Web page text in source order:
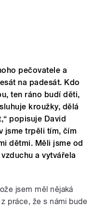
pečovatele a
na padesát. Kdo
ten ráno budí děti,
kroužky, dělá
popisuje David
jsme trpěli tím, čím
dětmi. Měli jsme od
a vytvářela
jsem měl nějaká
práce, že s námi bude